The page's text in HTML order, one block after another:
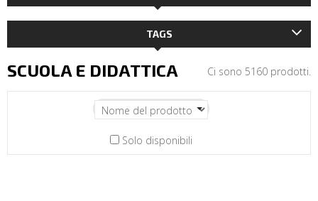
TAGS
SCUOLA E DIDATTICA Ci sono 5160 prodotti.
Solo disponibili